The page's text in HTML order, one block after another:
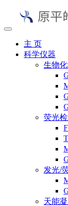
主 页
科学仪器
生物
荧光
发光/
天能